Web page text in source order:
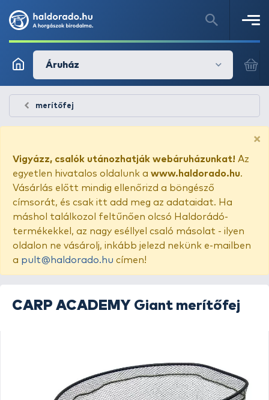
Áruház
merítőfej
×
Vigyázz, csalók utánozhatják webáruházunkat! Az
egyetlen hivatalos oldalunk a www.haldorado.hu.
Vásárlás előtt mindig ellenőrizd a böngésző
címsorát, és csak itt add meg az adataidat. Ha
máshol találkozol feltűnően olcsó Haldorádó-
termékekkel, az nagy eséllyel csaló másolat - ilyen
oldalon ne vásárolj, inkább jelezd nekünk e-mailben
a pult@haldorado.hu címen!
CARP ACADEMY Giant merítőfej